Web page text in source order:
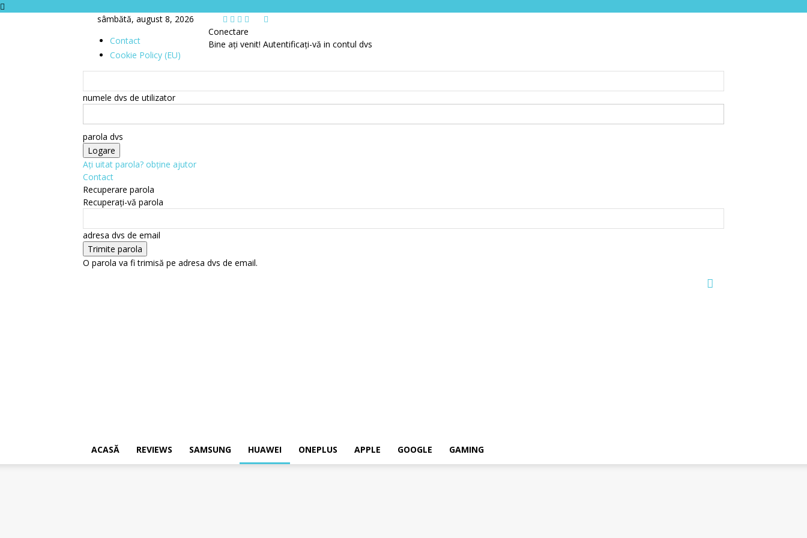
sâmbătă, august 8, 2026
Contact
Cookie Policy (EU)
Conectare
Bine ați venit! Autentificați-vă in contul dvs
numele dvs de utilizator
parola dvs
Ați uitat parola? obține ajutor
Contact
Recuperare parola
Recuperați-vă parola
adresa dvs de email
O parola va fi trimisă pe adresa dvs de email.
ACASĂ REVIEWS SAMSUNG HUAWEI ONEPLUS APPLE GOOGLE GAMING